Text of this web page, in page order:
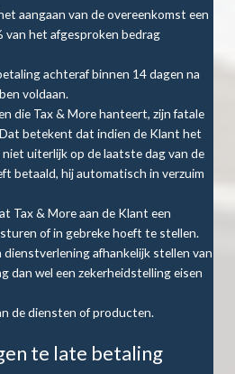
aangaan van de overeenkomst een
het afgesproken bedrag
achteraf binnen 14 dagen na
voldaan.
die Tax & More hanteert, zijn fatale
betekent dat indien de Klant het
uiterlijk op de laatste dag van de
betaald, hij automatisch in verzuim
Tax & More aan de Klant een
of in gebreke hoeft te stellen.
dienstverlening afhankelijk stellen van
dan wel een zekerheidstelling eisen
de diensten of producten.
te late betaling